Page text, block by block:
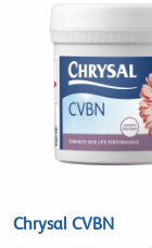
Chrysal CVBN